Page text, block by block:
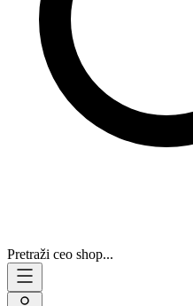
Pretraži ceo shop...